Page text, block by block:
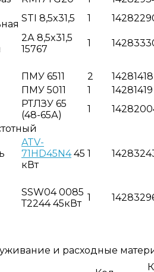
STI 8,5x31,5 1
2А 8,5x31,5
15767
1
ПМУ 6511 2
14281418
ПМУ 5011 1
14281419
РТЛЗУ 65
(48-65А)
1
ATV-
71HD45N445
кВт
1
SSW04 0085
Т2244 45кВт
1
и расходные